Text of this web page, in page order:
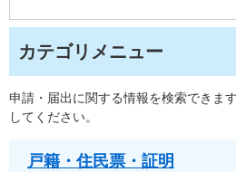
カテゴリメニュー
申請・届出に関する情報を検索できま
してください。
戸籍・住民票・証明